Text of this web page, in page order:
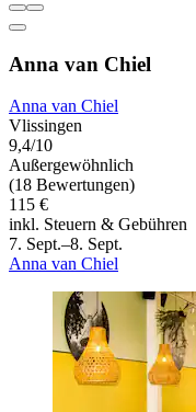
Anna van Chiel
Anna van Chiel
Vlissingen
9,4/10
Außergewöhnlich
(18 Bewertungen)
115 €
inkl. Steuern & Gebühren
7. Sept.–8. Sept.
Anna van Chiel